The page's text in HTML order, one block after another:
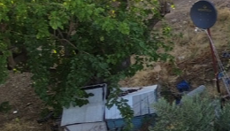
Prefabrik Anaokulu Bina
Modelleri